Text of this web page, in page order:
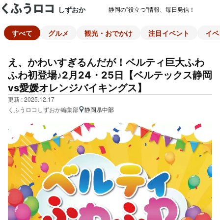
しずおか 静岡の"役立つ"情報、毎日発信！
すべて グルメ 観光・おでかけ 注目イベント イ
え、かわいすぎるんだが！ベルティ巨大ふわ
ふわ初登場♪2月24・25日【ベルテックス静岡
vs愛媛オレンジバイキングス】
更新 : 2025.12.17
くふうロコしずおか編集部
静岡県中部